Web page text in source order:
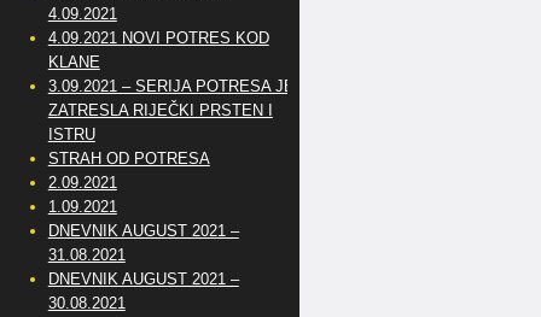
4.09.2021
4.09.2021 NOVI POTRES KOD
KLANE
3.09.2021 – SERIJA POTRESA JE
ZATRESLA RIJEČKI PRSTEN I
ISTRU
STRAH OD POTRESA
2.09.2021
1.09.2021
DNEVNIK AUGUST 2021 –
31.08.2021
DNEVNIK AUGUST 2021 –
30.08.2021